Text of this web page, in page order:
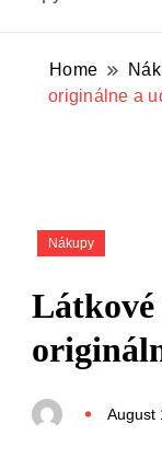
Home
originálne a
Nákupy
Látkové
August